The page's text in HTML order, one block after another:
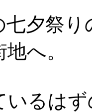
七夕祭
へ。
いるは